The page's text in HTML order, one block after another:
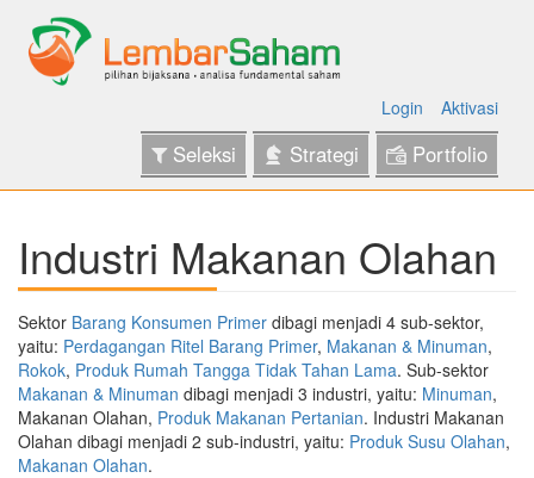
Login Aktivasi
Seleksi Strategi Portfolio
Industri Makanan Olahan
Sektor Barang Konsumen Primer dibagi menjadi 4 sub-sektor,
yaitu: Perdagangan Ritel Barang Primer, Makanan & Minuman,
Rokok, Produk Rumah Tangga Tidak Tahan Lama. Sub-sektor
Makanan & Minuman dibagi menjadi 3 industri, yaitu: Minuman,
Makanan Olahan, Produk Makanan Pertanian. Industri Makanan
Olahan dibagi menjadi 2 sub-industri, yaitu: Produk Susu Olahan,
Makanan Olahan.